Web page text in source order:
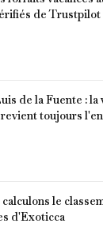
de Trustpilot
de la Fuente : la
toujours
le
d'Exoticca